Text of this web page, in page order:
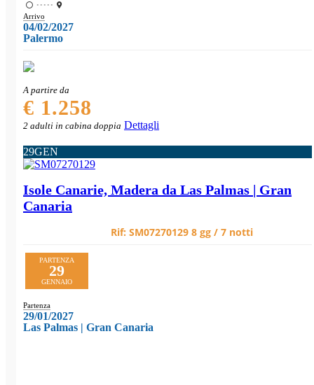
•••••
Arrivo
04/02/2027
Palermo
A partire da
€ 1.258
2 adulti in cabina doppia Dettagli
29GEN
Isole Canarie, Madera da Las Palmas | Gran
Canaria
Rif: SM07270129 8 gg / 7 notti
PARTENZA
29
GENNAIO
Partenza
29/01/2027
Las Palmas | Gran Canaria